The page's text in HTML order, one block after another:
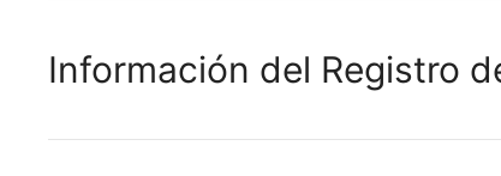
Información del Registro